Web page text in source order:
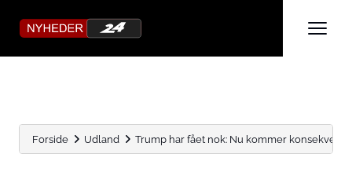
Forside Udland Trump har fået nok: Nu kommer